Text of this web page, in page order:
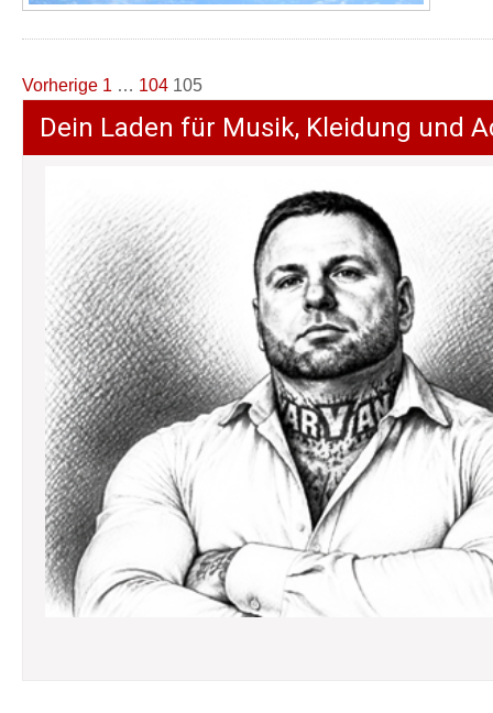
Seitennummerierung
der
Beiträge
Vorherige 1 … 104 105
Dein Laden für Musik, Kleidung und